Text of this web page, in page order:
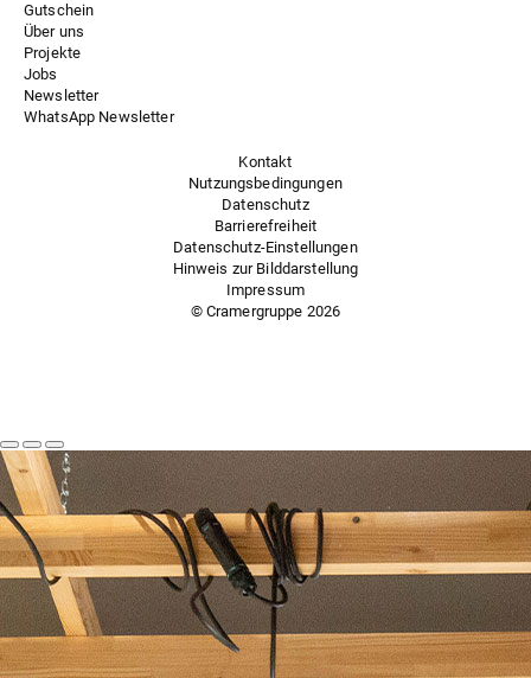
Gutschein
Über uns
Projekte
Jobs
Newsletter
WhatsApp Newsletter
Kontakt
Nutzungsbedingungen
Datenschutz
Barrierefreiheit
Datenschutz-Einstellungen
Hinweis zur Bilddarstellung
Impressum
© Cramergruppe 2026